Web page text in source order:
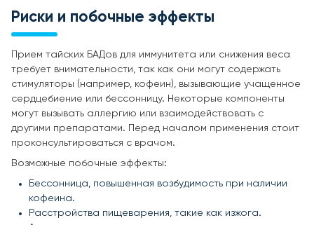
Риски и побочные эффекты
Прием тайских БАДов для иммунитета или снижения веса
требует внимательности, так как они могут содержать
стимуляторы (например, кофеин), вызывающие учащенное
сердцебиение или бессонницу. Некоторые компоненты
могут вызывать аллергию или взаимодействовать с
другими препаратами. Перед началом применения стоит
проконсультироваться с врачом.
Возможные побочные эффекты:
Бессонница, повышенная возбудимость при наличии
кофеина.
Расстройства пищеварения, такие как изжога.